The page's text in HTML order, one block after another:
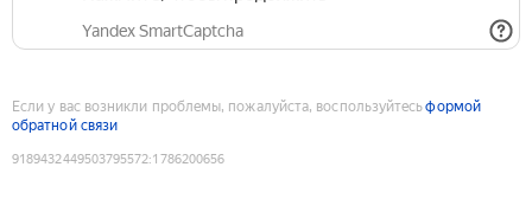
Yandex SmartCaptcha
Если у вас возникли проблемы, пожалуйста, воспользуйтесьформой
обратной связи
9189432449503795572:1786200656